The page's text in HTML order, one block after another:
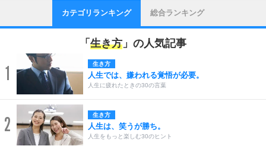
カテゴリランキング 総合ランキング
「 生き方 」の人気記事
1 生き方
人生では、嫌われる覚悟が必要。
人生に疲れたときの30の言葉
2 生き方
人生は、笑うが勝ち。
人生をもっと楽しむ30のヒント